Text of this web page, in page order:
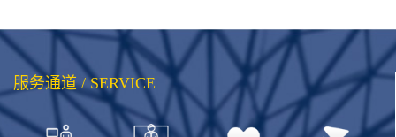
服务通道 / SERVICE